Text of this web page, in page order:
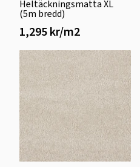
Heltäckningsmatta XL
(5m bredd)
1,295 kr/m2